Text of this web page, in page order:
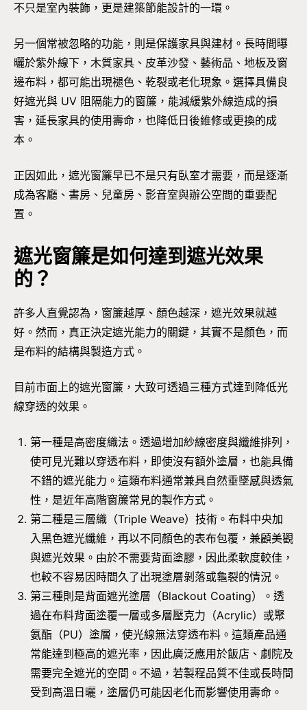
不只是室內裝飾，更是建築節能設計的一環。
另一個常被忽略的功能，則是保護家具與建材。長時間曝
曬於紫外線下，木質家具、皮革沙發、藝術品、地板及窗
邊布料，都可能出現褪色、乾裂或老化現象。選擇具備良
好遮光與 UV 阻隔能力的窗簾，能減緩紫外線造成的損
害，延長家具的使用壽命，也降低日後維修或更換的成
本。
正因如此，遮光窗簾早已不是只有臥室才需要，而是逐漸
成為客廳、書房、兒童房、影音室與辦公空間的重要配
置。
遮光窗簾是如何達到遮光效果
的？
許多人直覺認為，窗簾越厚、顏色越深，遮光效果就越
好。然而，真正決定遮光能力的關鍵，其實不是顏色，而
是布料的結構與製造方式。
目前市面上的遮光窗簾，大致可透過三種方式達到降低光
線穿透的效果。
第一種是高密度織法。透過增加紗線密度與纖維排列，
使可見光難以穿透布料，即使沒有額外塗層，也能具備
不錯的遮光能力。這類布料通常兼具自然垂墜感與透氣
性，是近年高階窗簾常見的製作方式。
第二種是三層織（Triple Weave）技術。布料中央加
入黑色遮光纖維，再以不同顏色的表布包覆，兼顧美觀
與遮光效果。由於不需要背面塗膠，因此柔軟度較佳，
也較不容易因時間久了出現塗層剝落或龜裂的情況。
第三種則是背面遮光塗層（Blackout Coating）。透
過在布料背面塗覆一層或多層壓克力（Acrylic）或聚
氨酯（PU）塗層，使光線無法穿透布料。這類產品通
常能達到極高的遮光率，因此廣泛應用於飯店、劇院及
需要完全遮光的空間。不過，若製程品質不佳或長時間
受到高溫日曬，塗層仍可能因老化而影響使用壽命。